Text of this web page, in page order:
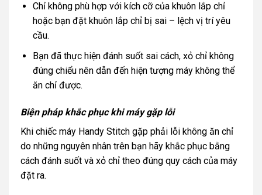
Chỉ không phù hợp với kích cỡ của khuôn lắp chỉ
hoặc bạn đặt khuôn lắp chỉ bị sai – lệch vị trí yêu
cầu.
Bạn đã thực hiện đánh suốt sai cách, xỏ chỉ không
đúng chiểu nên dẫn đến hiện tượng máy không thể
ăn chỉ được.
Biện pháp khắc phục khi máy gặp lỗi
Khi chiếc máy Handy Stitch gặp phải lỗi không ăn chỉ
do những nguyên nhân trên bạn hãy khắc phục bằng
cách đánh suốt và xỏ chỉ theo đúng quy cách của máy
đặt ra.